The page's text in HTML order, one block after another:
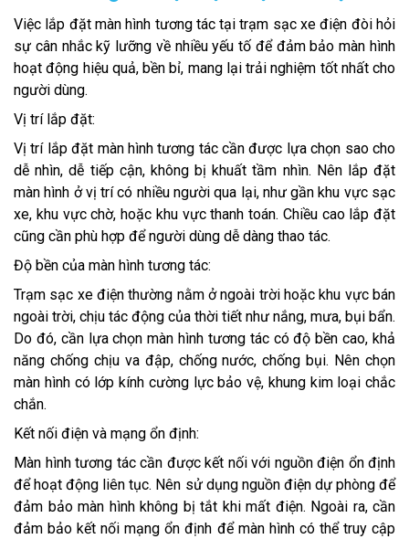
Việc lắp đặt màn hình tương tác tại trạm sạc xe điện đòi hỏi
sự cân nhắc kỹ lưỡng về nhiều yếu tố để đảm bảo màn hình
hoạt động hiệu quả, bền bỉ, mang lại trải nghiệm tốt nhất cho
người dùng.
Vị trí lắp đặt:
Vị trí lắp đặt màn hình tương tác cần được lựa chọn sao cho
dễ nhìn, dễ tiếp cận, không bị khuất tầm nhìn. Nên lắp đặt
màn hình ở vị trí có nhiều người qua lại, như gần khu vực sạc
xe, khu vực chờ, hoặc khu vực thanh toán. Chiều cao lắp đặt
cũng cần phù hợp để người dùng dễ dàng thao tác.
Độ bền của màn hình tương tác:
Trạm sạc xe điện thường nằm ở ngoài trời hoặc khu vực bán
ngoài trời, chịu tác động của thời tiết như nắng, mưa, bụi bẩn.
Do đó, cần lựa chọn màn hình tương tác có độ bền cao, khả
năng chống chịu va đập, chống nước, chống bụi. Nên chọn
màn hình có lớp kính cường lực bảo vệ, khung kim loại chắc
chắn.
Kết nối điện và mạng ổn định:
Màn hình tương tác cần được kết nối với nguồn điện ổn định
để hoạt động liên tục. Nên sử dụng nguồn điện dự phòng để
đảm bảo màn hình không bị tắt khi mất điện. Ngoài ra, cần
đảm bảo kết nối mạng ổn định để màn hình có thể truy cập